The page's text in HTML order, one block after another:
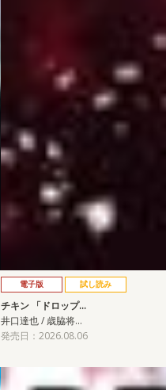
電子版 試し読み
チキン 「ドロップ…
井口達也 / 歳脇将…
発売日：2026.08.06